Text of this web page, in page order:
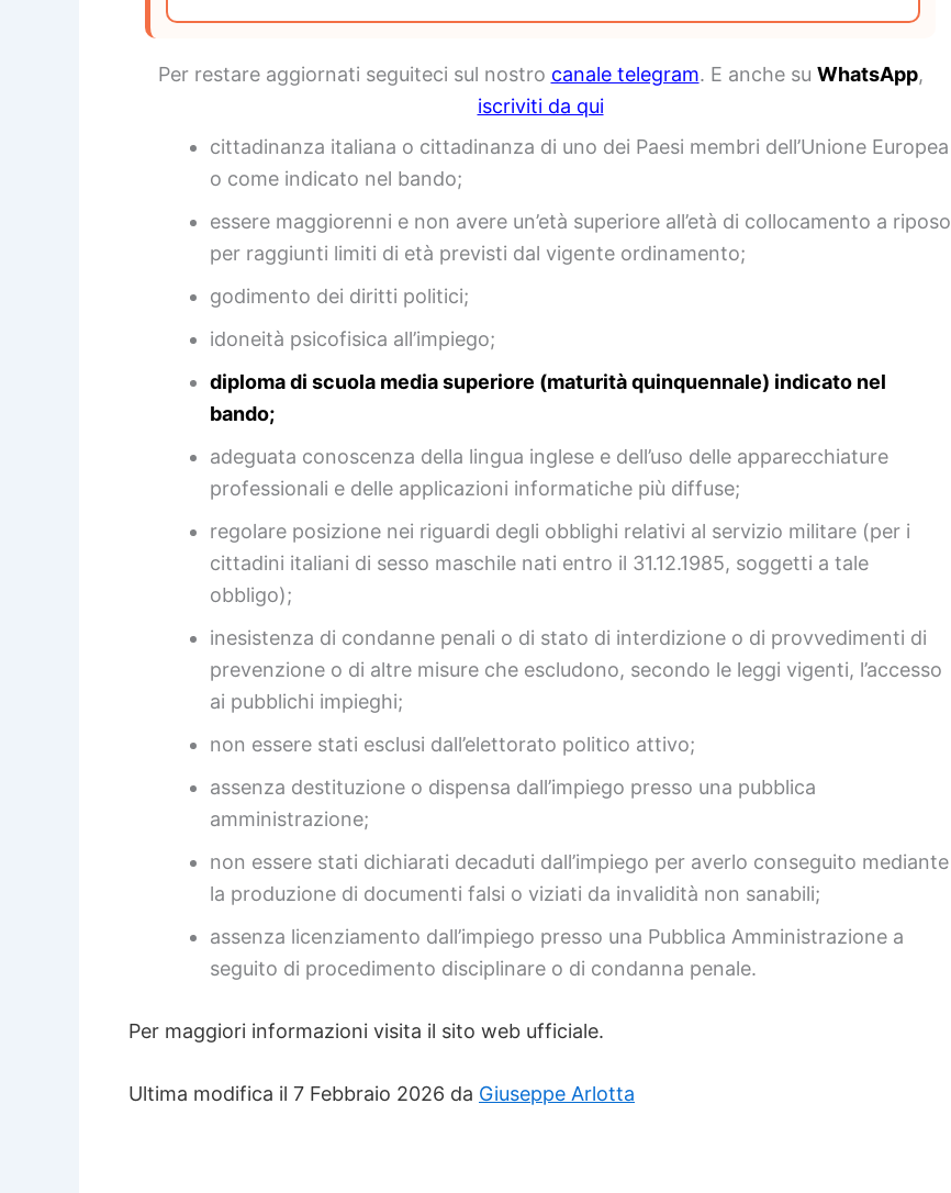
Per restare aggiornati seguiteci sul nostro canale telegram. E anche su WhatsApp,
iscriviti da qui
cittadinanza italiana o cittadinanza di uno dei Paesi membri dell’Unione Europea
o come indicato nel bando;
essere maggiorenni e non avere un’età superiore all’età di collocamento a riposo
per raggiunti limiti di età previsti dal vigente ordinamento;
godimento dei diritti politici;
idoneità psicofisica all’impiego;
diploma di scuola media superiore (maturità quinquennale) indicato nel
bando;
adeguata conoscenza della lingua inglese e dell’uso delle apparecchiature
professionali e delle applicazioni informatiche più diffuse;
regolare posizione nei riguardi degli obblighi relativi al servizio militare (per i
cittadini italiani di sesso maschile nati entro il 31.12.1985, soggetti a tale
obbligo);
inesistenza di condanne penali o di stato di interdizione o di provvedimenti di
prevenzione o di altre misure che escludono, secondo le leggi vigenti, l’accesso
ai pubblichi impieghi;
non essere stati esclusi dall’elettorato politico attivo;
assenza destituzione o dispensa dall’impiego presso una pubblica
amministrazione;
non essere stati dichiarati decaduti dall’impiego per averlo conseguito mediante
la produzione di documenti falsi o viziati da invalidità non sanabili;
assenza licenziamento dall’impiego presso una Pubblica Amministrazione a
seguito di procedimento disciplinare o di condanna penale.
Per maggiori informazioni visita il sito web ufficiale.
Ultima modifica il 7 Febbraio 2026 da Giuseppe Arlotta